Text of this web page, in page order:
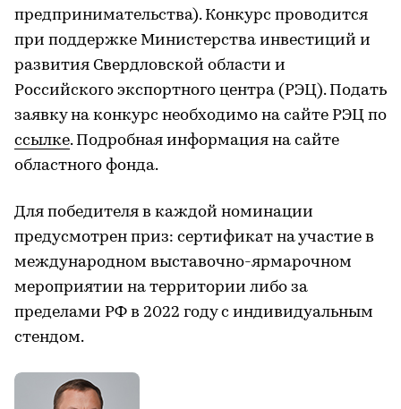
предпринимательства). Конкурс проводится
при поддержке Министерства инвестиций и
развития Свердловской области и
Российского экспортного центра (РЭЦ). Подать
заявку на конкурс необходимо на сайте РЭЦ по
ссылке. Подробная информация на сайте
областного фонда.
Для победителя в каждой номинации
предусмотрен приз: сертификат на участие в
международном выставочно-ярмарочном
мероприятии на территории либо за
пределами РФ в 2022 году с индивидуальным
стендом.